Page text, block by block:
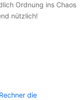
Ordnung ins Chaos
nützlich!
die